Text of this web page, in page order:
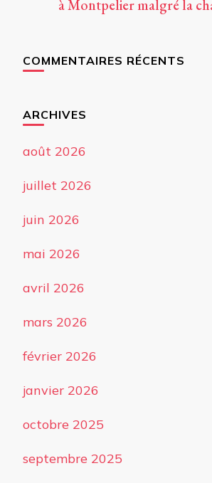
à Montpelier malgré la
COMMENTAIRES RÉCENTS
ARCHIVES
août 2026
juillet 2026
juin 2026
mai 2026
avril 2026
mars 2026
février 2026
janvier 2026
octobre 2025
septembre 2025